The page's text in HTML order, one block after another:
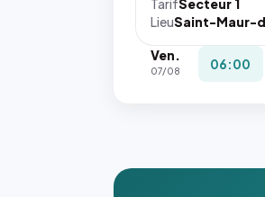
TarifSecteur 1
LieuSaint-Maur-
Ven.
07/08 06:00